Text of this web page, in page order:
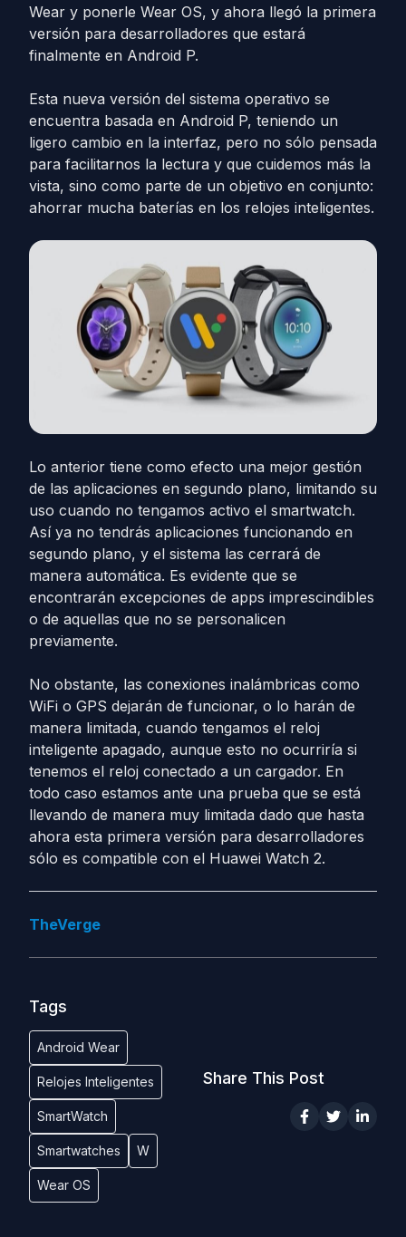
Wear y ponerle Wear OS, y ahora llegó la primera
versión para desarrolladores que estará
finalmente en Android P.
Esta nueva versión del sistema operativo se
encuentra basada en Android P, teniendo un
ligero cambio en la interfaz, pero no sólo pensada
para facilitarnos la lectura y que cuidemos más la
vista, sino como parte de un objetivo en conjunto:
ahorrar mucha baterías en los relojes inteligentes.
Lo anterior tiene como efecto una mejor gestión
de las aplicaciones en segundo plano, limitando su
uso cuando no tengamos activo el smartwatch.
Así ya no tendrás aplicaciones funcionando en
segundo plano, y el sistema las cerrará de
manera automática. Es evidente que se
encontrarán excepciones de apps imprescindibles
o de aquellas que no se personalicen
previamente.
No obstante, las conexiones inalámbricas como
WiFi o GPS dejarán de funcionar, o lo harán de
manera limitada, cuando tengamos el reloj
inteligente apagado, aunque esto no ocurriría si
tenemos el reloj conectado a un cargador. En
todo caso estamos ante una prueba que se está
llevando de manera muy limitada dado que hasta
ahora esta primera versión para desarrolladores
sólo es compatible con el Huawei Watch 2.
TheVerge
Tags
Android Wear
Relojes Inteligentes
SmartWatch
Smartwatches W
Wear OS
Share This Post